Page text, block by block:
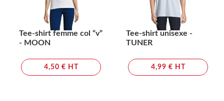
Tee-shirt femme col “v”
- MOON
4,50 € HT
Tee-shirt unisexe -
TUNER
4,99 € HT